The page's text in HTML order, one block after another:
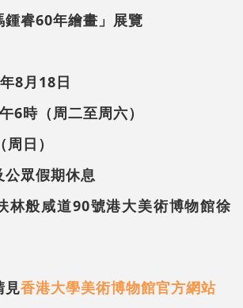
鍾睿60年繪畫」展覽
8月18日
6時（周二至周六）
日）
眾假期休息
林般咸道90號港大美術博物館徐
見香港大學美術博物館官方網站